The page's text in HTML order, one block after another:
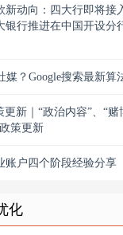
新动向：四大行即将接
银行推进在中国开设分
媒？Google搜索最新算
更新｜“政治内容”、“赌
策更新
账户四个阶段经验分享
化